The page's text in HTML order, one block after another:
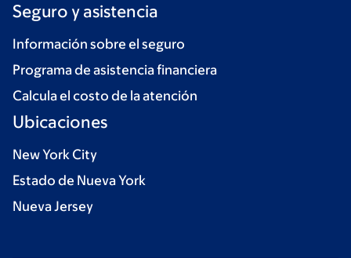
Seguro y asistencia
Información sobre el seguro
Programa de asistencia financiera
Calcula el costo de la atención
Ubicaciones
New York City
Estado de Nueva York
Nueva Jersey